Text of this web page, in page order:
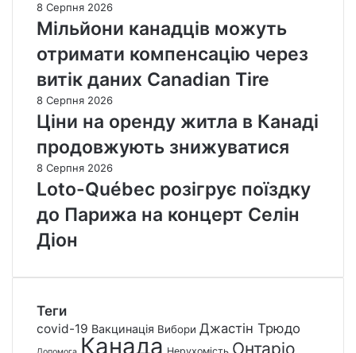
8 Серпня 2026
Мільйони канадців можуть
отримати компенсацію через
витік даних Canadian Tire
8 Серпня 2026
Ціни на оренду житла в Канаді
продовжують знижуватися
8 Серпня 2026
Loto-Québec розігрує поїздку
до Парижа на концерт Селін
Діон
Теги
covid-19 Вакцинація Вибори Джастін Трюдо
Канада Онтаріо